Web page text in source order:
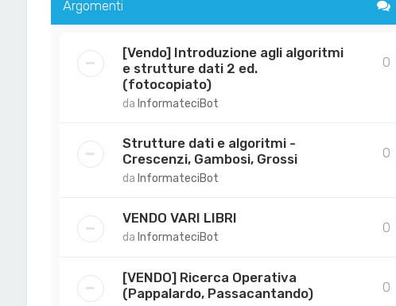
Argomenti
[Vendo] Introduzione agli algoritmi
e strutture dati 2 ed.
(fotocopiato)
da InformateciBot
0
Strutture dati e algoritmi -
Crescenzi, Gambosi, Grossi
da InformateciBot
0
VENDO VARI LIBRI
da InformateciBot
0
[VENDO] Ricerca Operativa
(Pappalardo, Passacantando)
0